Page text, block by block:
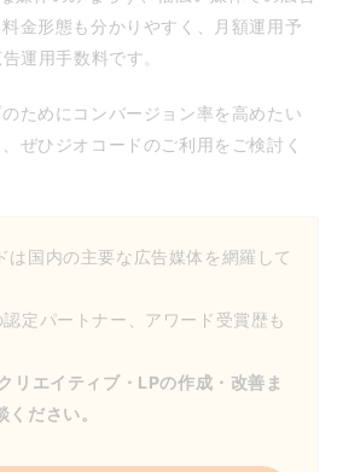
金形態も分かりやすく、月額運用予
運用手数料です。
ためにコンバージョン率を高めたい
ぜひジオコードのご利用をご検討く
は国内の主要な広告媒体を網羅して
定パートナー、アワード受賞歴も
リエイティブ・LPの作成・改善ま
ださい。